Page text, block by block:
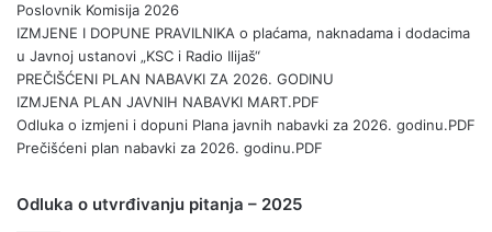
Poslovnik Komisija 2026
IZMJENE I DOPUNE PRAVILNIKA o plaćama, naknadama i dodacima
u Javnoj ustanovi „KSC i Radio Ilijaš“
PREČIŠĆENI PLAN NABAVKI ZA 2026. GODINU
IZMJENA PLAN JAVNIH NABAVKI MART.PDF
Odluka o izmjeni i dopuni Plana javnih nabavki za 2026. godinu.PDF
Prečišćeni plan nabavki za 2026. godinu.PDF
Odluka o utvrđivanju pitanja – 2025